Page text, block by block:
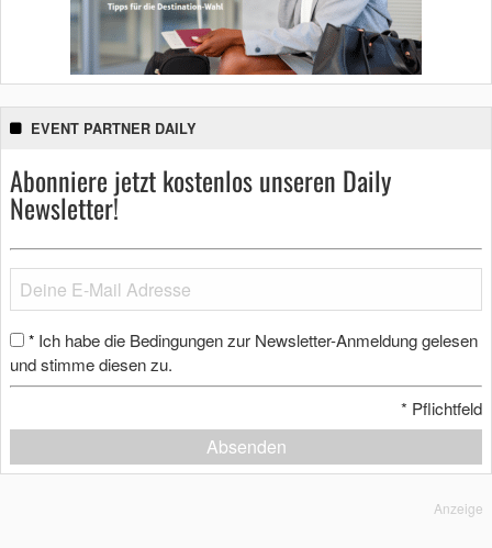
EVENT PARTNER DAILY
Abonniere jetzt kostenlos unseren Daily
Newsletter!
* Ich habe die Bedingungen zur Newsletter-Anmeldung gelesen
und stimme diesen zu.
* Pflichtfeld
Absenden
Anzeige